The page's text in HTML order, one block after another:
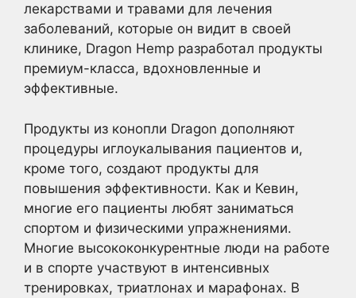
лекарствами и травами для лечения
заболеваний, которые он видит в своей
клинике, Dragon Hemp разработал продукты
премиум-класса, вдохновленные и
эффективные.
Продукты из конопли Dragon дополняют
процедуры иглоукалывания пациентов и,
кроме того, создают продукты для
повышения эффективности. Как и Кевин,
многие его пациенты любят заниматься
спортом и физическими упражнениями.
Многие высококонкурентные люди на работе
и в спорте участвуют в интенсивных
тренировках, триатлонах и марафонах. В